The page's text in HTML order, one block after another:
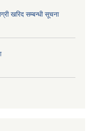
खरिद सम्बन्धी सूचना